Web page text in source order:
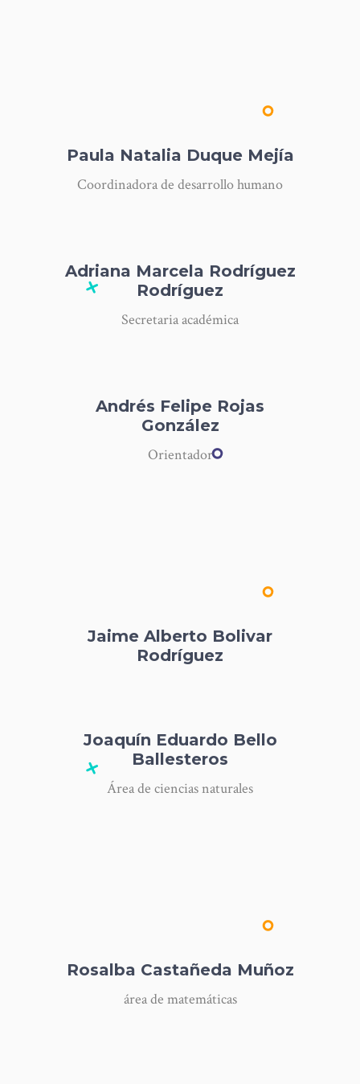
Paula Natalia Duque Mejía
Coordinadora de desarrollo humano
Adriana Marcela Rodríguez
Rodríguez
Secretaria académica
Andrés Felipe Rojas
González
Orientador
Jaime Alberto Bolivar
Rodríguez
Joaquín Eduardo Bello
Ballesteros
Área de ciencias naturales
Rosalba Castañeda Muñoz
área de matemáticas